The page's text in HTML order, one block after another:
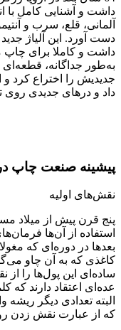
داشت و آشنایی کامل با
آلمانی، قلع، سرب و
دست آورد. این آلیاژ
داشت و کاملا برای
به‌طور جداگانه،
جدیدیش را اختراع کرد
داد و درهای جدیدی روی
پیشینه صنعت چاپ
نقش‌های اولیه
پنج قرن پیش از میلاد
استفاده از آن‌ها
بعدها در دوره‌ای که
کاغذی که به آن چاو
ساده‌ای این پول‌ها را
عده‌ای اعتقاد دارند که
البته تعدادی دیگر ریشه
که از عبارت نقش زدن